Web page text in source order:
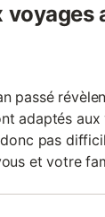
voyages
passé
adaptés aux
pas
et votre